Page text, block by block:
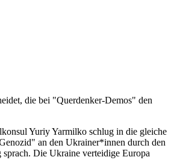
die bei "Querdenker-Demos" den
Yuriy Yarmilko schlug in die gleiche
an den Ukrainer*innen durch den
Die Ukraine verteidige Europa